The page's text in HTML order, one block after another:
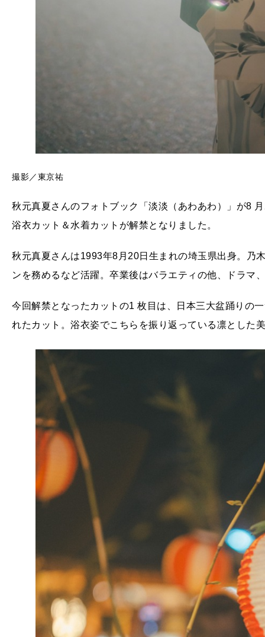
撮影／東京祐
秋元真夏さんのフォトブック「淡淡（あわあわ）」が8
浴衣カット＆水着カットが解禁となりました。
秋元真夏さんは1993年8月20日生まれの埼玉県出身。乃
ンを務めるなど活躍。卒業後はバラエティの他、ドラマ
今回解禁となったカットの1 枚目は、日本三大盆踊りの
れたカット。浴衣姿でこちらを振り返っている凛とした